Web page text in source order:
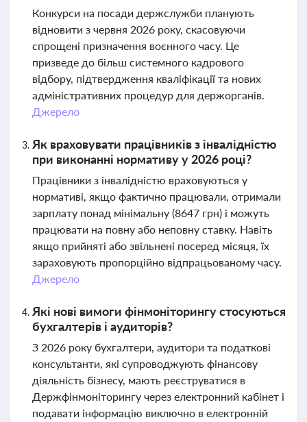
Конкурси на посади держслужби планують
відновити з червня 2026 року, скасовуючи
спрощені призначення воєнного часу. Це
призведе до більш системного кадрового
відбору, підтвердження кваліфікації та нових
адміністративних процедур для держорганів.
Джерело
Як враховувати працівників з інвалідністю
при виконанні нормативу у 2026 році?
Працівники з інвалідністю враховуються у
нормативі, якщо фактично працювали, отримали
зарплату понад мінімальну (8647 грн) і можуть
працювати на повну або неповну ставку. Навіть
якщо прийняті або звільнені посеред місяця, їх
зараховують пропорційно відпрацьованому часу.
Джерело
Які нові вимоги фінмоніторингу стосуються
бухгалтерів і аудиторів?
З 2026 року бухгалтери, аудитори та податкові
консультанти, які супроводжують фінансову
діяльність бізнесу, мають реєструватися в
Держфінмоніторингу через електронний кабінет і
подавати інформацію виключно в електронній